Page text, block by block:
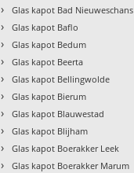
› Glas kapot Bad Nieuweschans
› Glas kapot Baflo
› Glas kapot Bedum
› Glas kapot Beerta
› Glas kapot Bellingwolde
› Glas kapot Bierum
› Glas kapot Blauwestad
› Glas kapot Blijham
› Glas kapot Boerakker Leek
› Glas kapot Boerakker Marum